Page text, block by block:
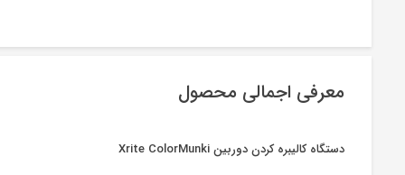
معرفی اجمالی محصول
دستگاه کالیبره کردن دوربین Xrite ColorMunki